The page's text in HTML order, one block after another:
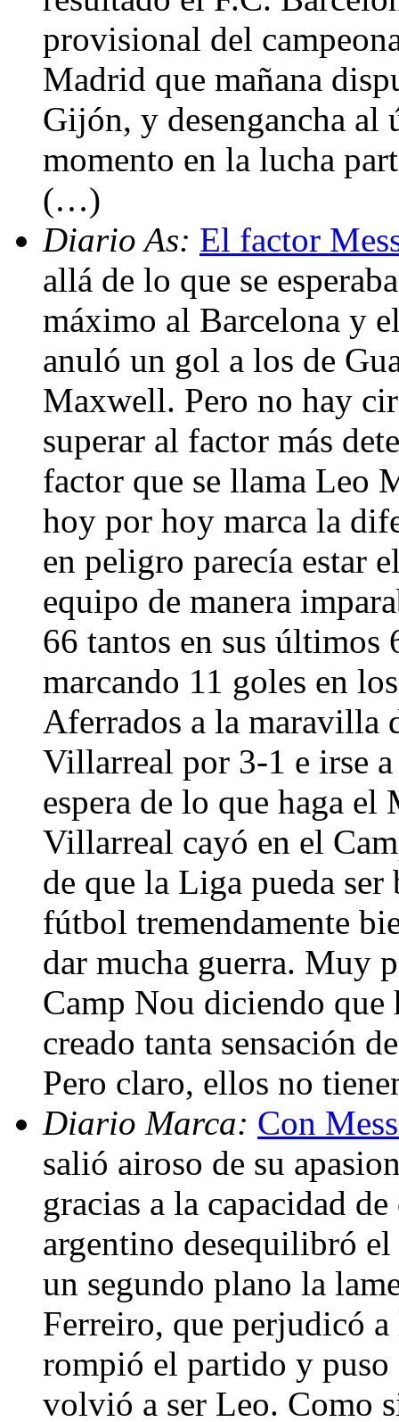
provisional del
Madrid que mañana
Gijón, y desengancha al
momento en la lucha
(…)
Diario As: El factor
allá de lo que se
máximo al Barcelona y
anuló un gol a los de
Maxwell. Pero no hay
superar al factor más
factor que se llama Leo
hoy por hoy marca la
en peligro parecía estar
equipo de manera
66 tantos en sus últimos
marcando 11 goles en
Aferrados a la maravilla
Villarreal por 3-1 e irse
espera de lo que haga
Villarreal cayó en el
de que la Liga pueda
fútbol tremendamente
dar mucha guerra. Muy
Camp Nou diciendo que
creado tanta sensación
Pero claro, ellos no
Diario Marca: Con
salió airoso de su
gracias a la capacidad
argentino desequilibró
un segundo plano la
Ferreiro, que perjudicó a
rompió el partido y
volvió a ser Leo. Como